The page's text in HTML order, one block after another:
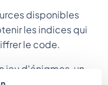
disponibles
les indices qui
le code.
jeu d'énigmes, un